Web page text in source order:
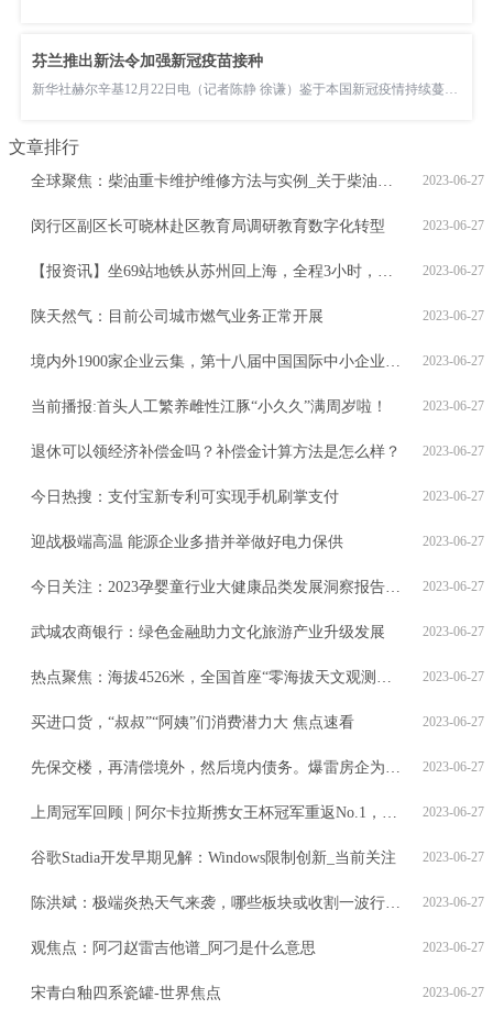
芬兰推出新法令加强新冠疫苗接种
新华社赫尔辛基12月22日电（记者陈静 徐谦）鉴于本国新冠疫情持续蔓延，芬兰政府22日宣布加强疫苗接种的系列举措
文章排行
2023-06-27
全球聚焦：柴油重卡维护维修方法与实例_关于柴油重卡维护维修方法与实例概略
2023-06-27
闵行区副区长可晓林赴区教育局调研教育数字化转型
2023-06-27
【报资讯】坐69站地铁从苏州回上海，全程3小时，值不值？
2023-06-27
陕天然气：目前公司城市燃气业务正常开展
2023-06-27
境内外1900家企业云集，第十八届中国国际中小企业博览会今在广州开幕 快资讯
2023-06-27
当前播报:首头人工繁养雌性江豚“小久久”满周岁啦！
2023-06-27
退休可以领经济补偿金吗？补偿金计算方法是怎么样？
2023-06-27
今日热搜：支付宝新专利可实现手机刷掌支付
2023-06-27
迎战极端高温 能源企业多措并举做好电力保供
2023-06-27
今日关注：2023孕婴童行业大健康品类发展洞察报告在沪发布
2023-06-27
武城农商银行：绿色金融助力文化旅游产业升级发展
2023-06-27
热点聚焦：海拔4526米，全国首座“零海拔天文观测站”交付
2023-06-27
买进口货，“叔叔”“阿姨”们消费潜力大 焦点速看
2023-06-27
先保交楼，再清偿境外，然后境内债务。爆雷房企为何这样排序？-世界微资讯
2023-06-27
上周冠军回顾 | 阿尔卡拉斯携女王杯冠军重返No.1，布勃里克战胜卢布列夫哈雷夺冠
2023-06-27
谷歌Stadia开发早期见解：Windows限制创新_当前关注
2023-06-27
陈洪斌：极端炎热天气来袭，哪些板块或收割一波行情？
2023-06-27
观焦点：阿刁赵雷吉他谱_阿刁是什么意思
2023-06-27
宋青白釉四系瓷罐-世界焦点